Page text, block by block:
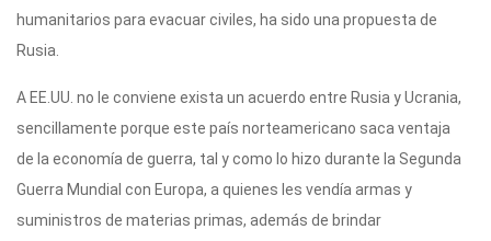
humanitarios para evacuar civiles, ha sido una propuesta de
Rusia.
A EE.UU. no le conviene exista un acuerdo entre Rusia y Ucrania,
sencillamente porque este país norteamericano saca ventaja
de la economía de guerra, tal y como lo hizo durante la Segunda
Guerra Mundial con Europa, a quienes les vendía armas y
suministros de materias primas, además de brindar